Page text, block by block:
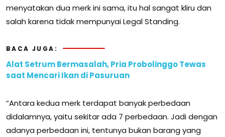
menyatakan dua merk ini sama, itu hal sangat kliru dan
salah karena tidak mempunyai Legal Standing.
BACA JUGA:
Alat Setrum Bermasalah, Pria Probolinggo Tewas
saat Mencari Ikan di Pasuruan
“Antara kedua merk terdapat banyak perbedaan
didalamnya, yaitu sekitar ada 7 perbedaan. Jadi dengan
adanya perbedaan ini, tentunya bukan barang yang